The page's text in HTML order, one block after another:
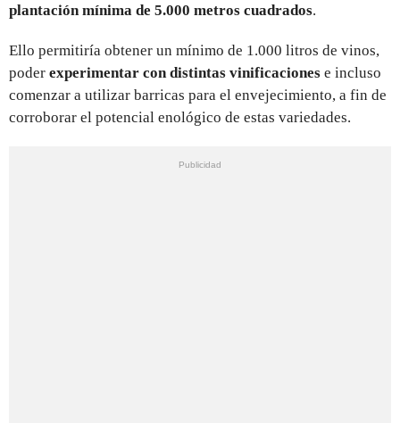
plantación mínima de 5.000 metros cuadrados.
Ello permitiría obtener un mínimo de 1.000 litros de vinos,
poder experimentar con distintas vinificaciones e incluso
comenzar a utilizar barricas para el envejecimiento, a fin de
corroborar el potencial enológico de estas variedades.